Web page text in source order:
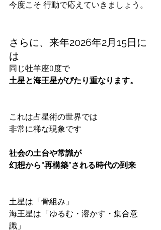
今度こそ 行動で応えていきましょう。
さらに、来年2026年2月15日に
は
同じ牡羊座0度で
土星と海王星がぴたり重なります。
これは占星術の世界では
非常に稀な現象です
社会の土台や常識が
幻想から“再構築”される時代の到来
土星は「骨組み」
海王星は「ゆるむ・溶かす・集合意
識」